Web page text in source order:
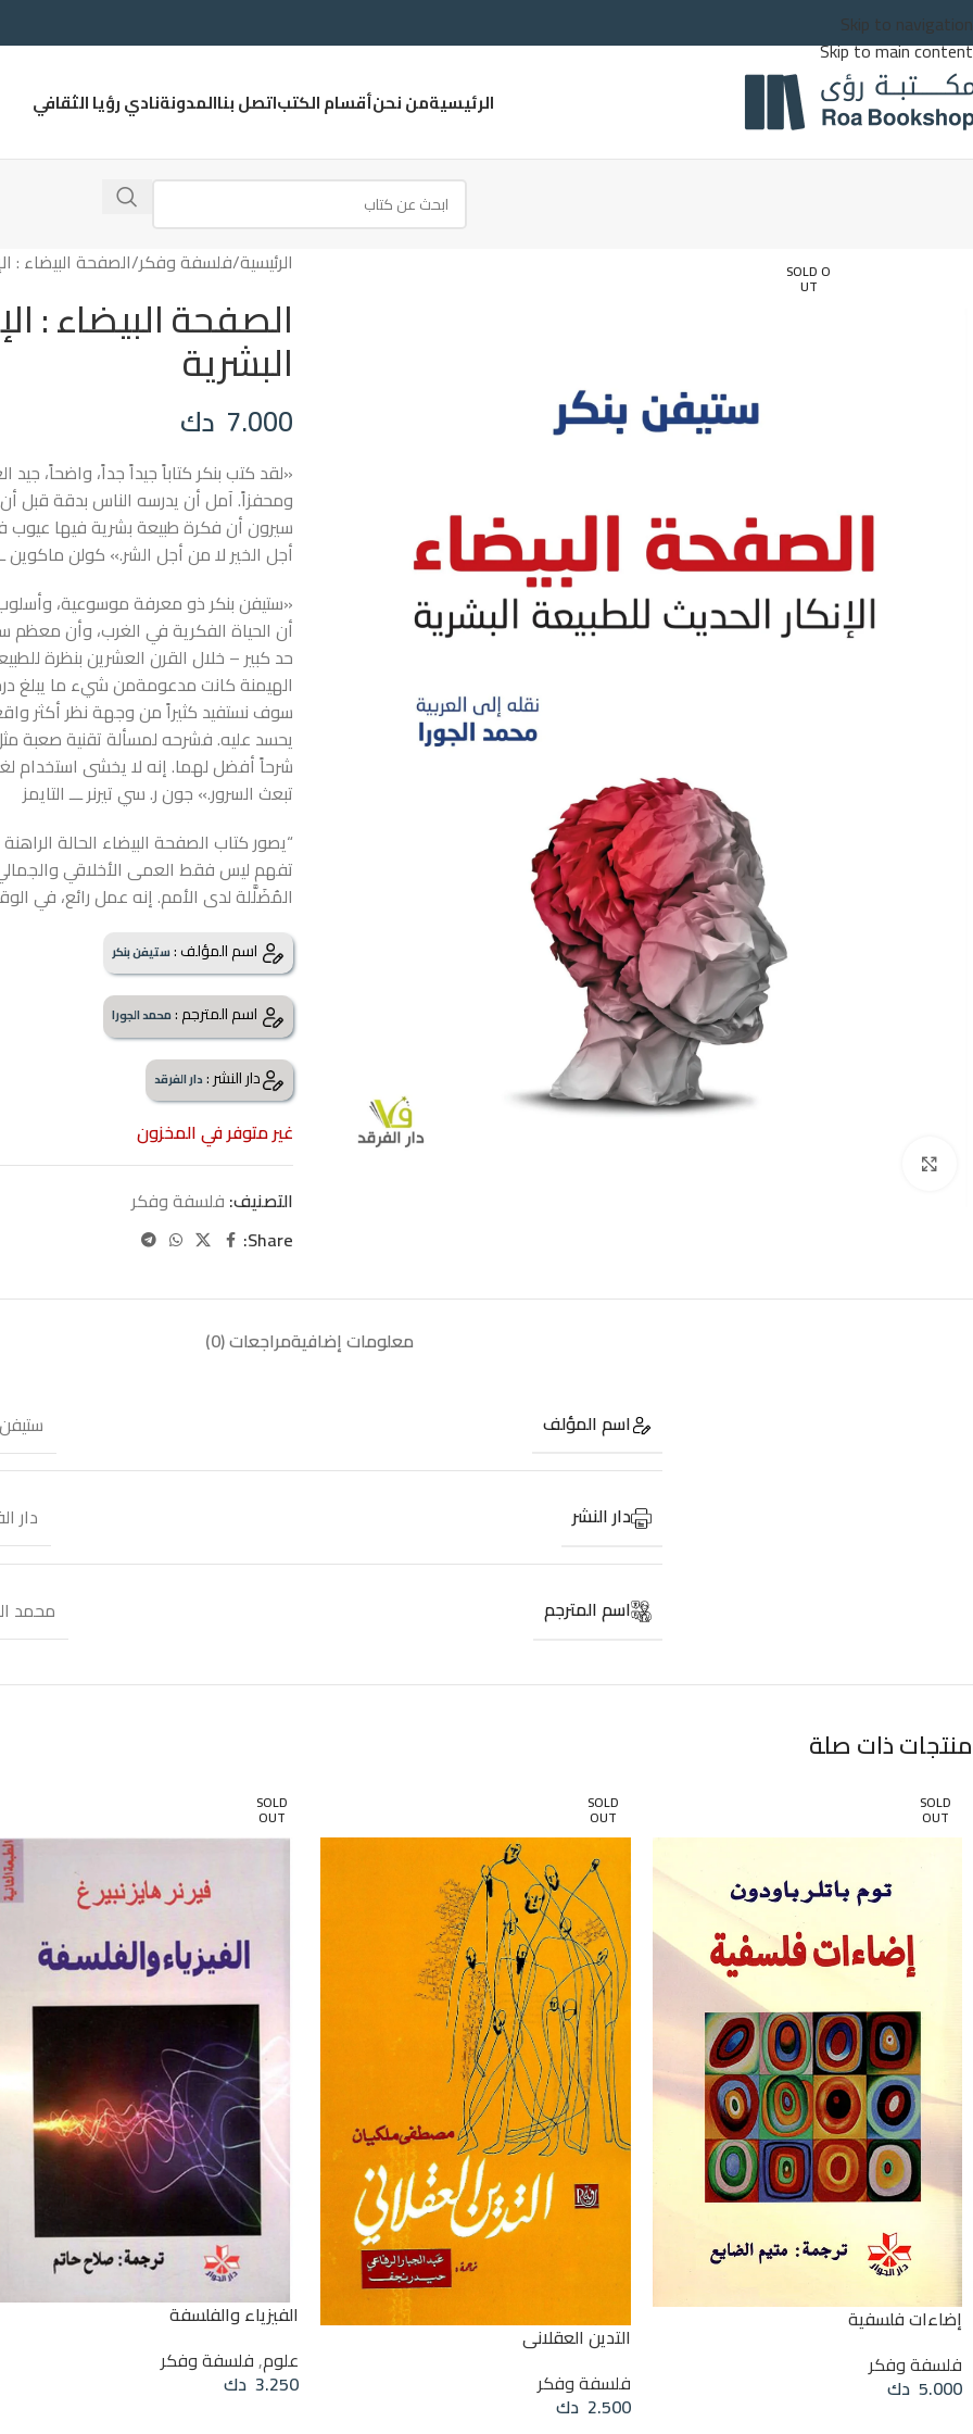
Skip to navigation
Skip to main content
الرئيسيةمن نحنأقسام الكتباتصل بناالمدونةنادي رؤيا الثقافي
SOLD O
UT
الرئيسية فلسفة وفكر الصفحة البيضاء :
الصفحة البيضاء :
البشرية
7.000 دك
«لقد كتب بنكر كتاباً جيداً جداً، واضحاً، جيد
ومحفزاً. آمل أن يدرسه الناس بدقة قبل
سيرون أن فكرة طبيعة بشرية فيها عيوب
أجل الخير لا من أجل الشر.» كولن ماكوين
«ستيفن بنكر ذو معرفة موسوعية،
أن الحياة الفكرية في الغرب، وأن معظم
حد كبير – خلال القرن العشرين بنظرة
الهيمنة كانت مدعومةمن شيء ما يبلغ
سوف نستفيد كثيراً من وجهة نظر أكثر
يحسد عليه. فشرحه لمسألة تقنية صعبة
شرحاً أفضل لهما. إنه لا يخشى استخدام
تبعث السرور.» جون ر. سي تيرنر ـــ التايمز
“يصور كتاب الصفحة البيضاء الحالة
تفهم ليس فقط العمى الأخلاقي
المُضَلَّلة لدى الأمم. إنه عمل رائع، في
اسم المؤلف :ستيفن بنكر
اسم المترجم :محمد الجورا
دار النشر :دار الفرقد
غير متوفر في المخزون
التصنيف: فلسفة وفكر
Share:
معلومات إضافيةمراجعات (0)
اسم المؤلف
دار النشر دار
اسم المترجم محمد
منتجات ذات صلة
SOLD
OUT
إضاءات فلسفية
فلسفة وفكر
5.000 دك
SOLD
OUT
التدين العقلاني
فلسفة وفكر
2.500 دك
SOLD
OUT
الفيزياء والفلسفة
علوم,فلسفة وفكر
3.250 دك